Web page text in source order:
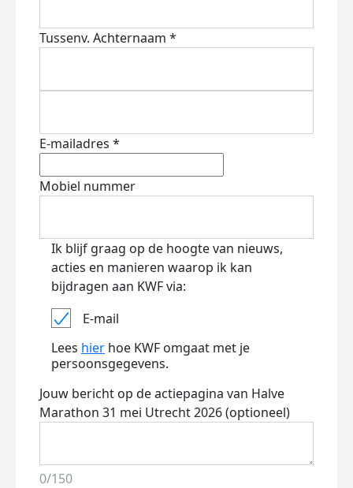
Tussenv. Achternaam *
E-mailadres *
Mobiel nummer
Ik blijf graag op de hoogte van nieuws,
acties en manieren waarop ik kan
bijdragen aan KWF via:
E-mail
Lees hier hoe KWF omgaat met je
persoonsgegevens.
Jouw bericht op de actiepagina van Halve
Marathon 31 mei Utrecht 2026 (optioneel)
0/150